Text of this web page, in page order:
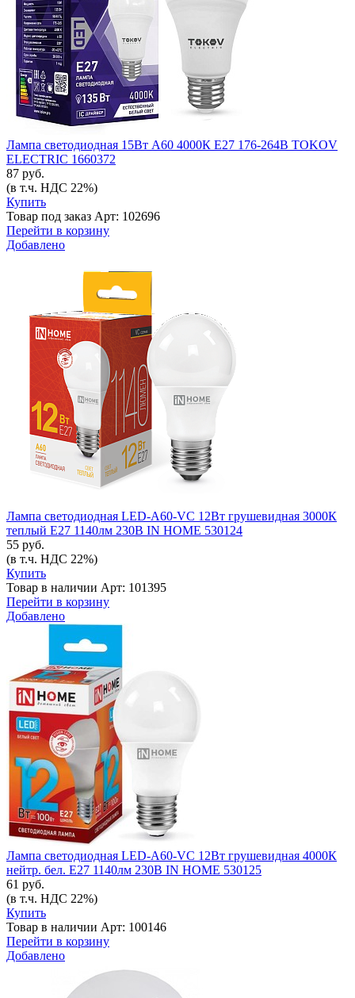
Лампа светодиодная 15Вт A60 4000К Е27 176-264В TOKOV
ELECTRIC 1660372
87 руб.
(в т.ч. НДС 22%)
Купить
Товар под заказ Арт: 102696
Перейти в корзину
Добавлено
Лампа светодиодная LED-A60-VC 12Вт грушевидная 3000К
теплый E27 1140лм 230В IN HOME 530124
55 руб.
(в т.ч. НДС 22%)
Купить
Товар в наличии Арт: 101395
Перейти в корзину
Добавлено
Лампа светодиодная LED-A60-VC 12Вт грушевидная 4000К
нейтр. бел. E27 1140лм 230В IN HOME 530125
61 руб.
(в т.ч. НДС 22%)
Купить
Товар в наличии Арт: 100146
Перейти в корзину
Добавлено